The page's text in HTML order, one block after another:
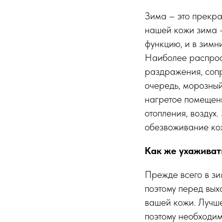
Зима – это
нашей кожи зима
функцию, и в
Наиболее
раздражения,
очередь,
нагретое
отопления,
обезвоживание
Как же
Прежде всего в
поэтому перед
вашей кожи.
поэтому